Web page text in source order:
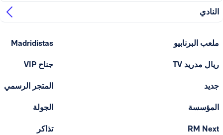
النادي
ملعب البرنابيو
ريال مدريد TV
جديد
المؤسسة
RM Next
Madridistas
جناح VIP
المتجر الرسمي
الجولة
تذاكر